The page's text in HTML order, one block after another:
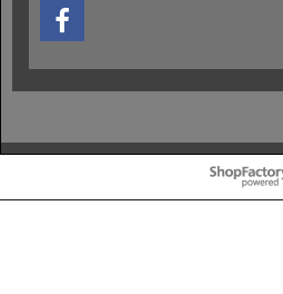
Boutique en ligne
avec le logiciel